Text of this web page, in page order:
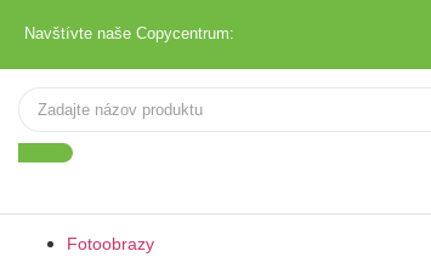
Navštívte naše Copycentrum:
Fotoobrazy